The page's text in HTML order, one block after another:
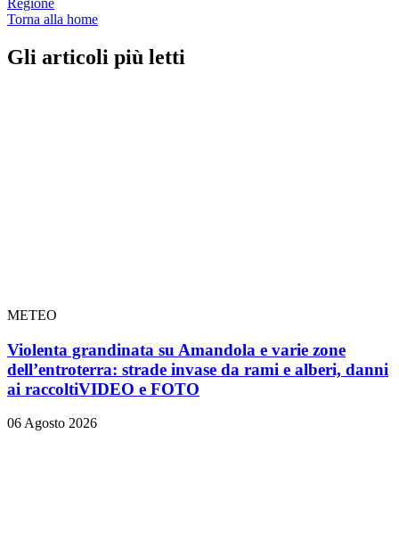
Regione
Torna alla home
Gli articoli più letti
METEO
Violenta grandinata su Amandola e varie zone
dell’entroterra: strade invase da rami e alberi, danni
ai raccoltiVIDEO e FOTO
06 Agosto 2026